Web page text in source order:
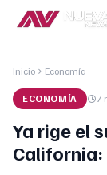
Inicio Economía
ECONOMÍA 7
Ya rige el
California: